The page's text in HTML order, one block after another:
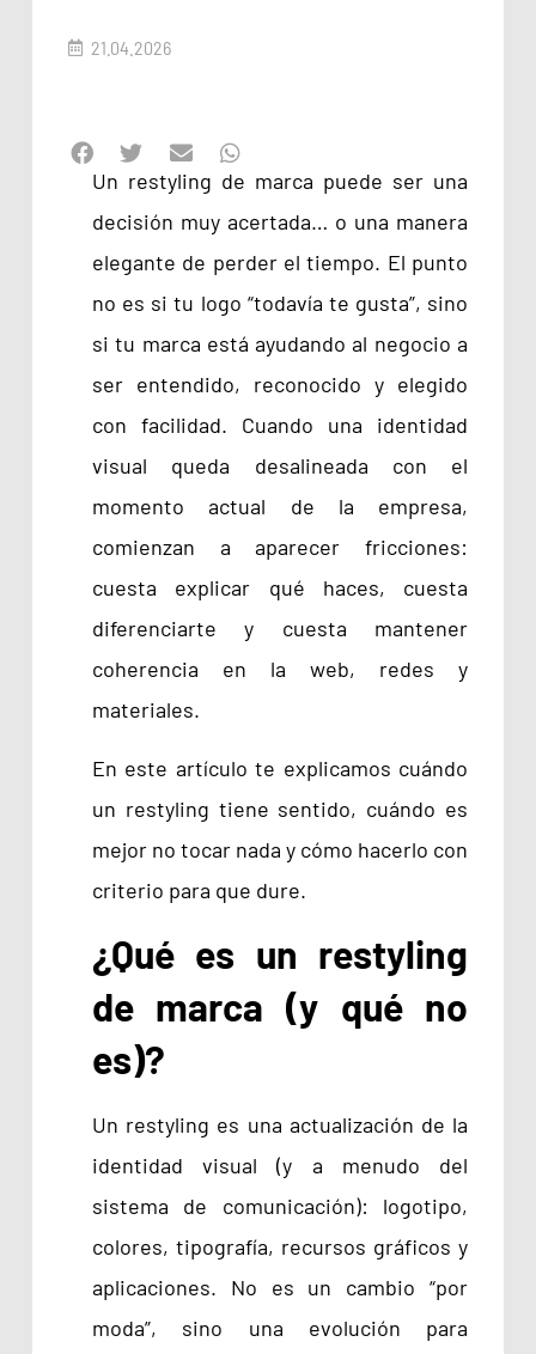
21.04.2026
Un restyling de marca puede ser una
decisión muy acertada… o una manera
elegante de perder el tiempo. El punto
no es si tu logo “todavía te gusta”, sino
si tu marca está ayudando al negocio a
ser entendido, reconocido y elegido
con facilidad. Cuando una identidad
visual queda desalineada con el
momento actual de la empresa,
comienzan a aparecer fricciones:
cuesta explicar qué haces, cuesta
diferenciarte y cuesta mantener
coherencia en la web, redes y
materiales.
En este artículo te explicamos cuándo
un restyling tiene sentido, cuándo es
mejor no tocar nada y cómo hacerlo con
criterio para que dure.
¿Qué es un restyling
de marca (y qué no
es)?
Un restyling es una actualización de la
identidad visual (y a menudo del
sistema de comunicación): logotipo,
colores, tipografía, recursos gráficos y
aplicaciones. No es un cambio “por
moda”, sino una evolución para